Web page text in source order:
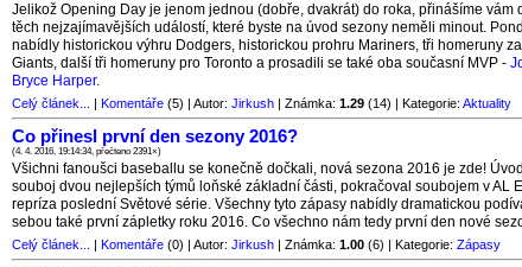
Jelikož Opening Day je jenom jednou (dobře, dvakrát) do roka, přinášíme vám
těch nejzajímavějších událostí, které byste na úvod sezony neměli minout.
nabídly historickou výhru Dodgers, historickou prohru Mariners, tři homeruny
Giants, další tři homeruny pro Toronto a prosadili se také oba současní MVP -
Bryce Harper.
Celý článek... | Komentáře (5) | Autor: Jirkush | Známka: 1.29 (14) | Kategorie: Aktuality
Co přinesl první den sezony 2016?
(4. 4. 2016, 19:14:34, přečteno 2391×)
Všichni fanoušci baseballu se konečně dočkali, nová sezona 2016 je zde!
souboj dvou nejlepších týmů loňské základní části, pokračoval soubojem v AL
repríza poslední Světové série. Všechny tyto zápasy nabídly dramatickou
sebou také první zápletky roku 2016. Co všechno nám tedy první den nové
Celý článek... | Komentáře (0) | Autor: Jirkush | Známka: 1.00 (6) | Kategorie: Zápasy